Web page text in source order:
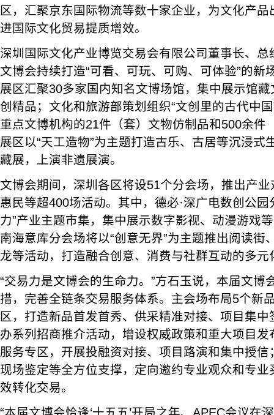
区，汇聚京东国际物流等数十家企业，为文化产
进国际文化贸易提质增效。
深圳国际文化产业博览交易会有限公司董事长、
文博会持续打造“可看、可玩、可购、可体验”的新
展区汇聚30多家国内知名文博场馆，集中展示馆
创精品；文化和旅游部策划组织“文创里的古代中
重点文博机构的21件（套）文物仿制品和500余件
展区以“天工造物”为主题打造古乐、古居等沉浸式
藏展，上演非遗展演。
文博会期间，深圳各区将设51个分会场，推出产
惠民等超400场活动。其中，德必·深广电数创公园
力”产业主题市集，集中展示数字影视、动漫游戏
南海意库分会场将以“创意无界”为主题推出阅读街
龙等活动，打造融合创意、消费与社群互动的多元
“交易力是文博会的生命力。”方石玉说，本届文博
措，完善全链条交易服务体系。主会场布局5个新
区，打造新品首发首秀、供采精准对接、项目集
办系列招商推介活动，增设权威政策和重大项目
服务专区，开展投融资对接、项目路演和集中授
现场鉴定等全方位支撑，定向邀约专业观众和专
效转化交易。